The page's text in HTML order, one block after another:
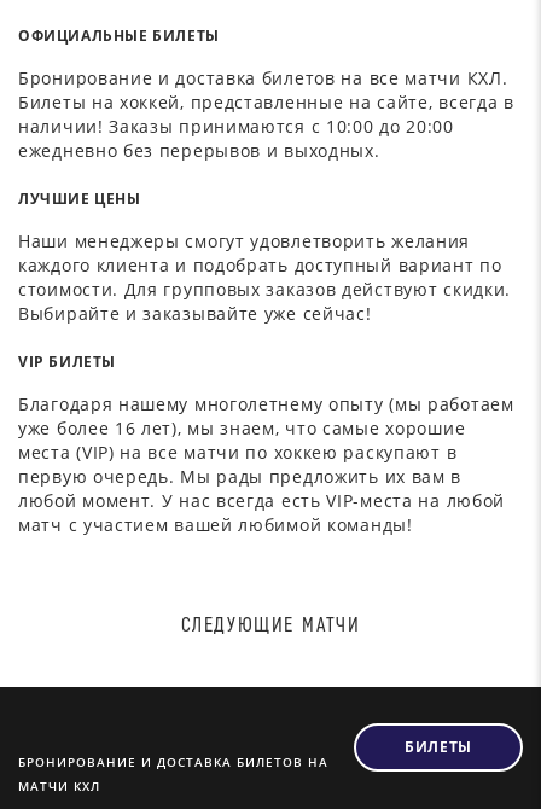
ОФИЦИАЛЬНЫЕ БИЛЕТЫ
Бронирование и доставка билетов на все матчи КХЛ.
Билеты на хоккей, представленные на сайте, всегда в
наличии! Заказы принимаются с 10:00 до 20:00
ежедневно без перерывов и выходных.
ЛУЧШИЕ ЦЕНЫ
Наши менеджеры смогут удовлетворить желания
каждого клиента и подобрать доступный вариант по
стоимости. Для групповых заказов действуют скидки.
Выбирайте и заказывайте уже сейчас!
VIP БИЛЕТЫ
Благодаря нашему многолетнему опыту (мы работаем
уже более 16 лет), мы знаем, что самые хорошие
места (VIP) на все матчи по хоккею раскупают в
первую очередь. Мы рады предложить их вам в
любой момент. У нас всегда есть VIP-места на любой
матч с участием вашей любимой команды!
СЛЕДУЮЩИЕ МАТЧИ
БРОНИРОВАНИЕ И ДОСТАВКА БИЛЕТОВ НА
МАТЧИ КХЛ
БИЛЕТЫ